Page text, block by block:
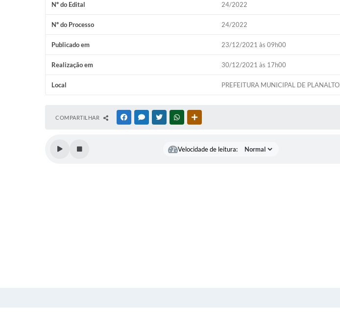
Nº do Edital 24/2022
Nº do Processo 24/2022
Publicado em 23/12/2021 às 09h00
Realização em 30/12/2021 às 17h00
Local PREFEITURA MUNICIPAL DE PLANALTO
COMPARTILHAR FACEBOOKMESSENGER
TWITTERWHATSAPP
Velocidade de leitura: